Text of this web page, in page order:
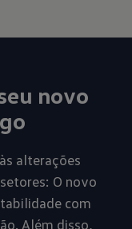
novo
alterações
O novo
com
Além disso,